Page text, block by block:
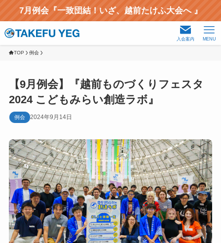
7月例会『一致団結！いざ、越前たけふ大会へ 』
入会案内 MENU
TOP 例会
【9月例会】『越前ものづくりフェスタ
2024 こどもみらい創造ラボ』
例会 2024年9月14日